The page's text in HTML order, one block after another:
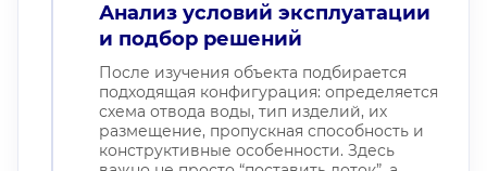
Анализ условий эксплуатации
и подбор решений
После изучения объекта подбирается
подходящая конфигурация: определяется
схема отвода воды, тип изделий, их
размещение, пропускная способность и
конструктивные особенности. Здесь